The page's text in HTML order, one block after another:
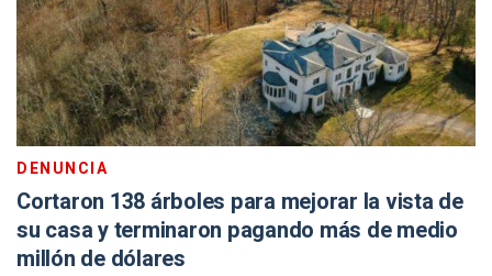
DENUNCIA
Cortaron 138 árboles para mejorar la vista de
su casa y terminaron pagando más de medio
millón de dólares